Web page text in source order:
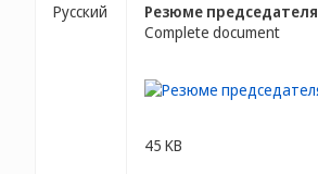
Русский
Резюме председателя
Complete document
45 KB